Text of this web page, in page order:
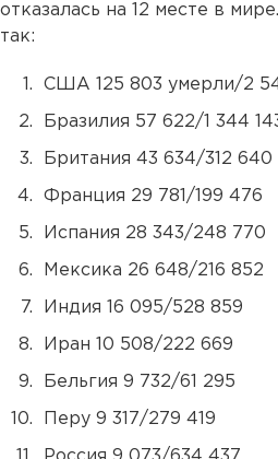
отказалась на 12 месте в
так:
США 125 803 умерли/2
Бразилия 57 622/1 344
Британия 43 634/312 640
Франция 29 781/199 476
Испания 28 343/248 770
Мексика 26 648/216 852
Индия 16 095/528 859
Иран 10 508/222 669
Бельгия 9 732/61 295
Перу 9 317/279 419